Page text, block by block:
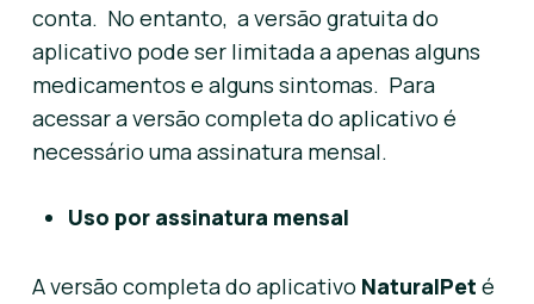
conta. No entanto, a versão gratuita do
aplicativo pode ser limitada a apenas alguns
medicamentos e alguns sintomas. Para
acessar a versão completa do aplicativo é
necessário uma assinatura mensal.
Uso por assinatura mensal
A versão completa do aplicativo NaturalPet é